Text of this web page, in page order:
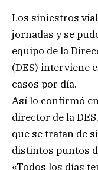
Los siniestros
jornadas y se
equipo de la
(DES) interviene
casos por día.
Así lo confirmó
director de la
que se tratan de
distintos puntos
«Todos los días